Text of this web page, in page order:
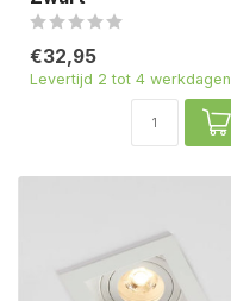
€32,95
Levertijd 2 tot 4 werkdagen